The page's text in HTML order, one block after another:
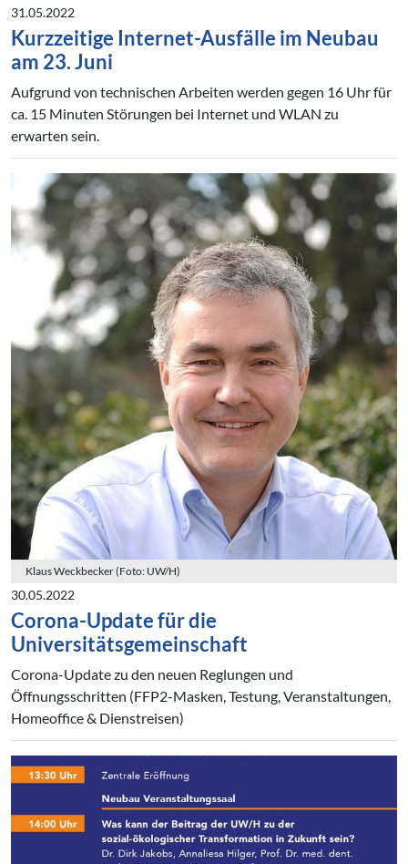
31.05.2022
Kurzzeitige Internet-Ausfälle im Neubau
am 23. Juni
Aufgrund von technischen Arbeiten werden gegen 16 Uhr für
ca. 15 Minuten Störungen bei Internet und WLAN zu
erwarten sein.
Klaus Weckbecker (Foto: UW/H)
30.05.2022
Corona-Update für die
Universitätsgemeinschaft
Corona-Update zu den neuen Reglungen und
Öffnungsschritten (FFP2-Masken, Testung, Veranstaltungen,
Homeoffice & Dienstreisen)